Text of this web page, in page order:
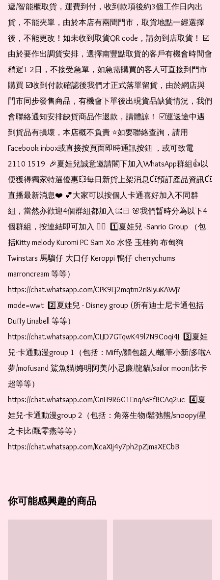
遞/智能櫃取貨，運費到付，收到款項後約3個工作日內出
貨，不能夾單，由於本店有兩間門市，取貨地點一經選擇
後，不能更改！如未收到取貨QR code，請勿到店取貨！ ☑️
由於要作出調貨安排，選擇南豐點取貨的客戶有機會時間會
稍遲1-2日，不接受急單，如急需購買的客人可直接到門市
購買 ☑️收到付款確認後我們才正式落單留貨，由於網店與
門市同步發售商品，有機會下單後出現貨品缺貨情況，我們
會聯絡通知安排缺貨商品作退款，請體諒！ ☑️運送途中遇
到貨品有損壞，本店概不負責 ⭐️如要聯絡查詢，請用
Facebook inbox或直接按頁面即時通訊按鈕 ，或可致電
2110 1519  🎉夏娃兒誠意邀請閣下加入WhatsApp群組👍以
便獲得獨家特選優惠💥每日新貨上架消息💥預訂產品資訊💥
直播最新消息❤️ 💕大家可以按個人卡通喜好加入不同群
組，當然亦歡迎4個群組都加入👏🏻 🌸我們暫時分為以下4
個群組，按連結即可加入 👇🏻  1️⃣夏娃兒 -Sanrio Group （包
括Kitty melody Kuromi PC Sam Xo 水怪 玉桂狗 布甸狗
Twinstars 馬騮仔 大口仔 Keroppi 鴨仔 cherrychums
marroncream 等等）
https://chat.whatsapp.com/CPK9Ej2mqtm2ri8IyuKAWj?
mode=wwt  2️⃣夏娃兒 - Disney group (所有迪士尼卡通包括
Duffy Linabell 等等）
https://chat.whatsapp.com/CLJD7GTqwK49l7N9Coqi4J  3️⃣夏娃
兒-卡通動漫group 1（包括：Miffy/麵包超人/蠟筆小新/多啦A
夢/mofusand 鯊魚貓/娒明阿美/小忌廉/龍貓/sailor moon/比卡
超等等）
https://chat.whatsapp.com/GnH9R6G1EnqAsFfBCAq2uc  4️⃣夏
娃兒-卡通動漫group 2（包括：角落生物/鬆弛熊/snoopy/星
之卡比/飄零燕等等）
https://chat.whatsapp.com/KcaXIj4y7ph2pZJmaXECbB
你可能感興趣的商品